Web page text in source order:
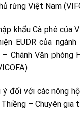
rừng Việt Nam
khẩu Cà phê của
EUDR của
Chánh Văn phòng
ý đối với các nông
– Chuyên gia